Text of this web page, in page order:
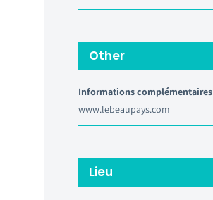
Other
Informations complémentaires
www.lebeaupays.com
Lieu